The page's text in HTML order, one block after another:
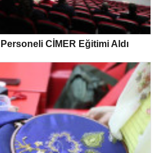
CİMER Eğitimi Aldı